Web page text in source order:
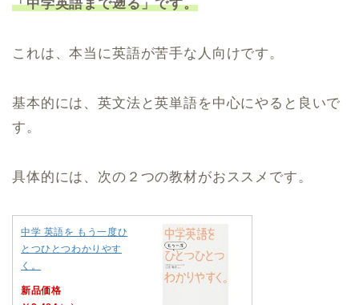
「中学英語まで遡る」です。
これは、本当に英語が苦手な人向けです。
基本的には、英文法と英単語を中心にやると良いで
す。
具体的には、次の２つの教材がおススメです。
中学 英語を もう一度ひ
とつひとつわかりやす
く。
新品価格